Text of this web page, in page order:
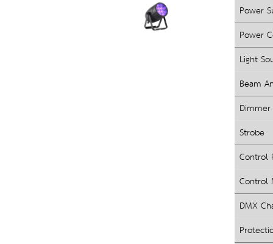
Power
Power
Light
Beam
Dimmer
Strobe
Control
Control
DMX